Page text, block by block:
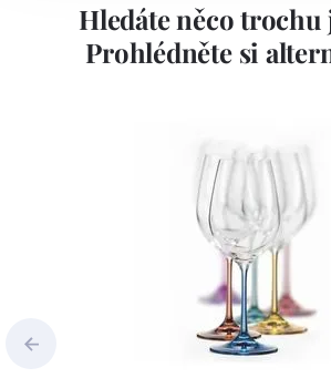
Hledáte něco trochu
Prohlédněte si